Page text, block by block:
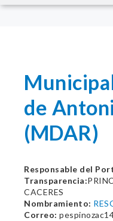
de
(MDAR)
Responsable del
Transparencia:
CACERES
Nombramiento:
Correo: